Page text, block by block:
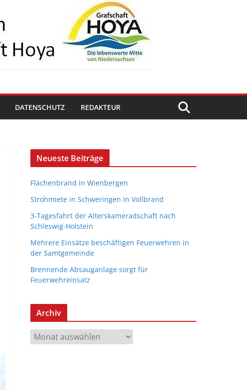
DATENSCHUTZ REDAKTEUR
Neueste Beiträge
Flächenbrand in Wienbergen
Strohmiete in Schweringen in Vollbrand
3-Tagesfahrt der Alterskameradschaft nach
Schleswig-Holstein
Mehrere Einsätze beschäftigen Feuerwehren in
der Samtgemeinde
Brennende Absauganlage sorgt für
Feuerwehreinsatz
Archiv
r